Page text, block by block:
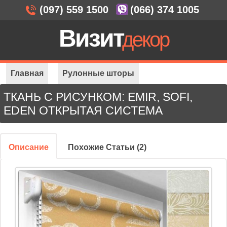
ТКАНЬ С РИСУНКОМ: EMIR, SOFI,
EDEN ОТКРЫТАЯ СИСТЕМА
Описание Похожие Статьи (2)
Главная Рулонные шторы
Открытая система
Ткань с рисунком: Emir, Sofi, Eden
(097) 559 1500 (066) 374 1005
Визитдекор